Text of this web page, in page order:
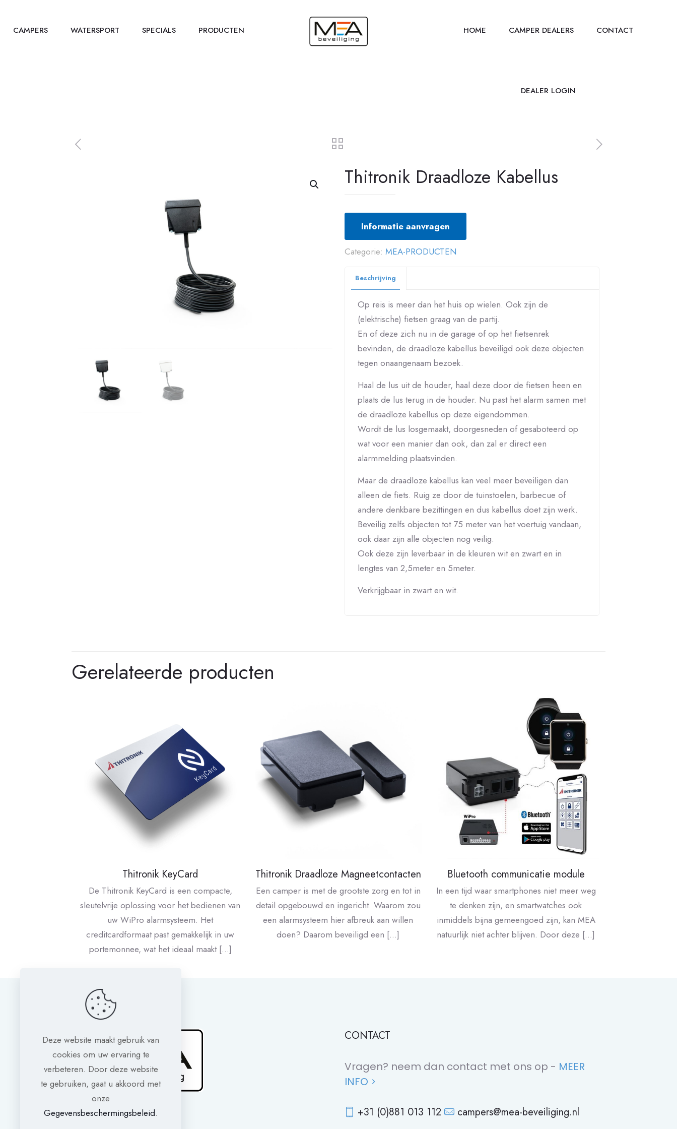
CAMPERS WATERSPORT SPECIALS PRODUCTEN HOME CAMPER DEALERS CONTACT
DEALER LOGIN
Thitronik Draadloze Kabellus
Informatie aanvragen
Categorie: MEA-PRODUCTEN
Beschrijving
Op reis is meer dan het huis op wielen. Ook zijn de
(elektrische) fietsen graag van de partij.
En of deze zich nu in de garage of op het fietsenrek
bevinden, de draadloze kabellus beveiligd ook deze objecten
tegen onaangenaam bezoek.
Haal de lus uit de houder, haal deze door de fietsen heen en
plaats de lus terug in de houder. Nu past het alarm samen met
de draadloze kabellus op deze eigendommen.
Wordt de lus losgemaakt, doorgesneden of gesaboteerd op
wat voor een manier dan ook, dan zal er direct een
alarmmelding plaatsvinden.
Maar de draadloze kabellus kan veel meer beveiligen dan
alleen de fiets. Ruig ze door de tuinstoelen, barbecue of
andere denkbare bezittingen en dus kabellus doet zijn werk.
Beveilig zelfs objecten tot 75 meter van het voertuig vandaan,
ook daar zijn alle objecten nog veilig.
Ook deze zijn leverbaar in de kleuren wit en zwart en in
lengtes van 2,5meter en 5meter.
Verkrijgbaar in zwart en wit.
Gerelateerde producten
Thitronik KeyCard
De Thitronik KeyCard is een compacte,
sleutelvrije oplossing voor het bedienen van
uw WiPro alarmsysteem. Het
creditcardformaat past gemakkelijk in uw
portemonnee, wat het ideaal maakt[…]
Thitronik Draadloze Magneetcontacten
Een camper is met de grootste zorg en tot in
detail opgebouwd en ingericht. Waarom zou
een alarmsysteem hier afbreuk aan willen
doen? Daarom beveiligd een […]
Bluetooth communicatie module
In een tijd waar smartphones niet meer weg
te denken zijn, en smartwatches ook
inmiddels bijna gemeengoed zijn, kan MEA
natuurlijk niet achter blijven. Door deze […]
CONTACT
Vragen? neem dan contact met ons op - MEER
INFO
+31 (0)881 013 112 campers@mea-beveiliging.nl
Deze website maakt gebruik van
cookies om uw ervaring te
verbeteren. Door deze website
te gebruiken, gaat u akkoord met
onze
Gegevensbeschermingsbeleid.